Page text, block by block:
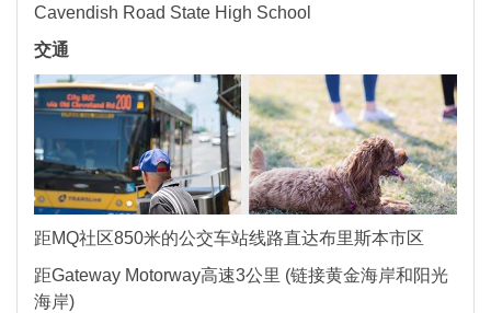
Cavendish Road State High School
交通
距MQ社区850米的公交车站线路直达布里斯本市区
距Gateway Motorway高速3公里 (链接黄金海岸和阳光
海岸)